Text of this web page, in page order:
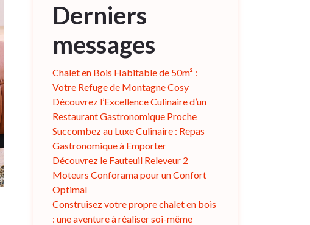
Derniers
messages
Chalet en Bois Habitable de 50m² :
Votre Refuge de Montagne Cosy
Découvrez l’Excellence Culinaire d’un
Restaurant Gastronomique Proche
Succombez au Luxe Culinaire : Repas
Gastronomique à Emporter
Découvrez le Fauteuil Releveur 2
Moteurs Conforama pour un Confort
Optimal
Construisez votre propre chalet en bois
: une aventure à réaliser soi-même